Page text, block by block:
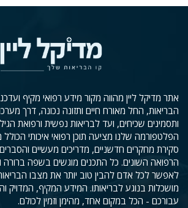
אתר מדיקל ליין מהווה מקור מידע רפואי מקיף
הבריאות, החל מאורח חיים ותזונה נכונה, דרך
ותסמינים שכיחים, ועד לבריאות נפשית ורפואת
הפלטפורמה שלנו מציעה תוכן רפואי איכותי
סקירת מחקרים חדשניים, מדריכים מעשיים
הרפואה השונים. כל התכנים מוגשים בשפה ברורה
לאפשר לכל אדם להבין טוב יותר את מצבו
מושכלות בנוגע לבריאותו. המידע המקיף, המדויק
עבורכם - הכל במקום אחד, מהימן וזמין לכולם.